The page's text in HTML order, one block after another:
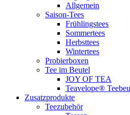
Allgemein
Saison-Tees
Frühlingstees
Sommertees
Herbsttees
Wintertees
Probierboxen
Tee im Beutel
JOY OF TEA
Teavelope®
Zusatzprodukte
Teezubehör